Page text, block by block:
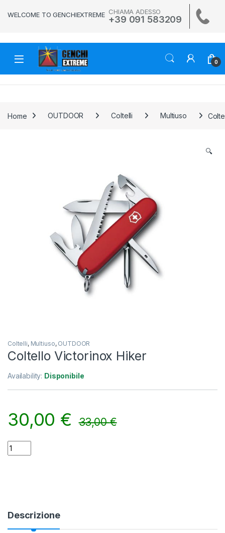
WELCOME TO GENCHIEXTREME CHIAMA ADESSO
+39 091 583209
0
Home OUTDOOR Coltelli Multiuso
🔍
Coltelli, Multiuso, OUTDOOR
Coltello Victorinox Hiker
Availability: Disponibile
30,00 € 33,00€
Coltello Victorinox Hiker quantity
Descrizione